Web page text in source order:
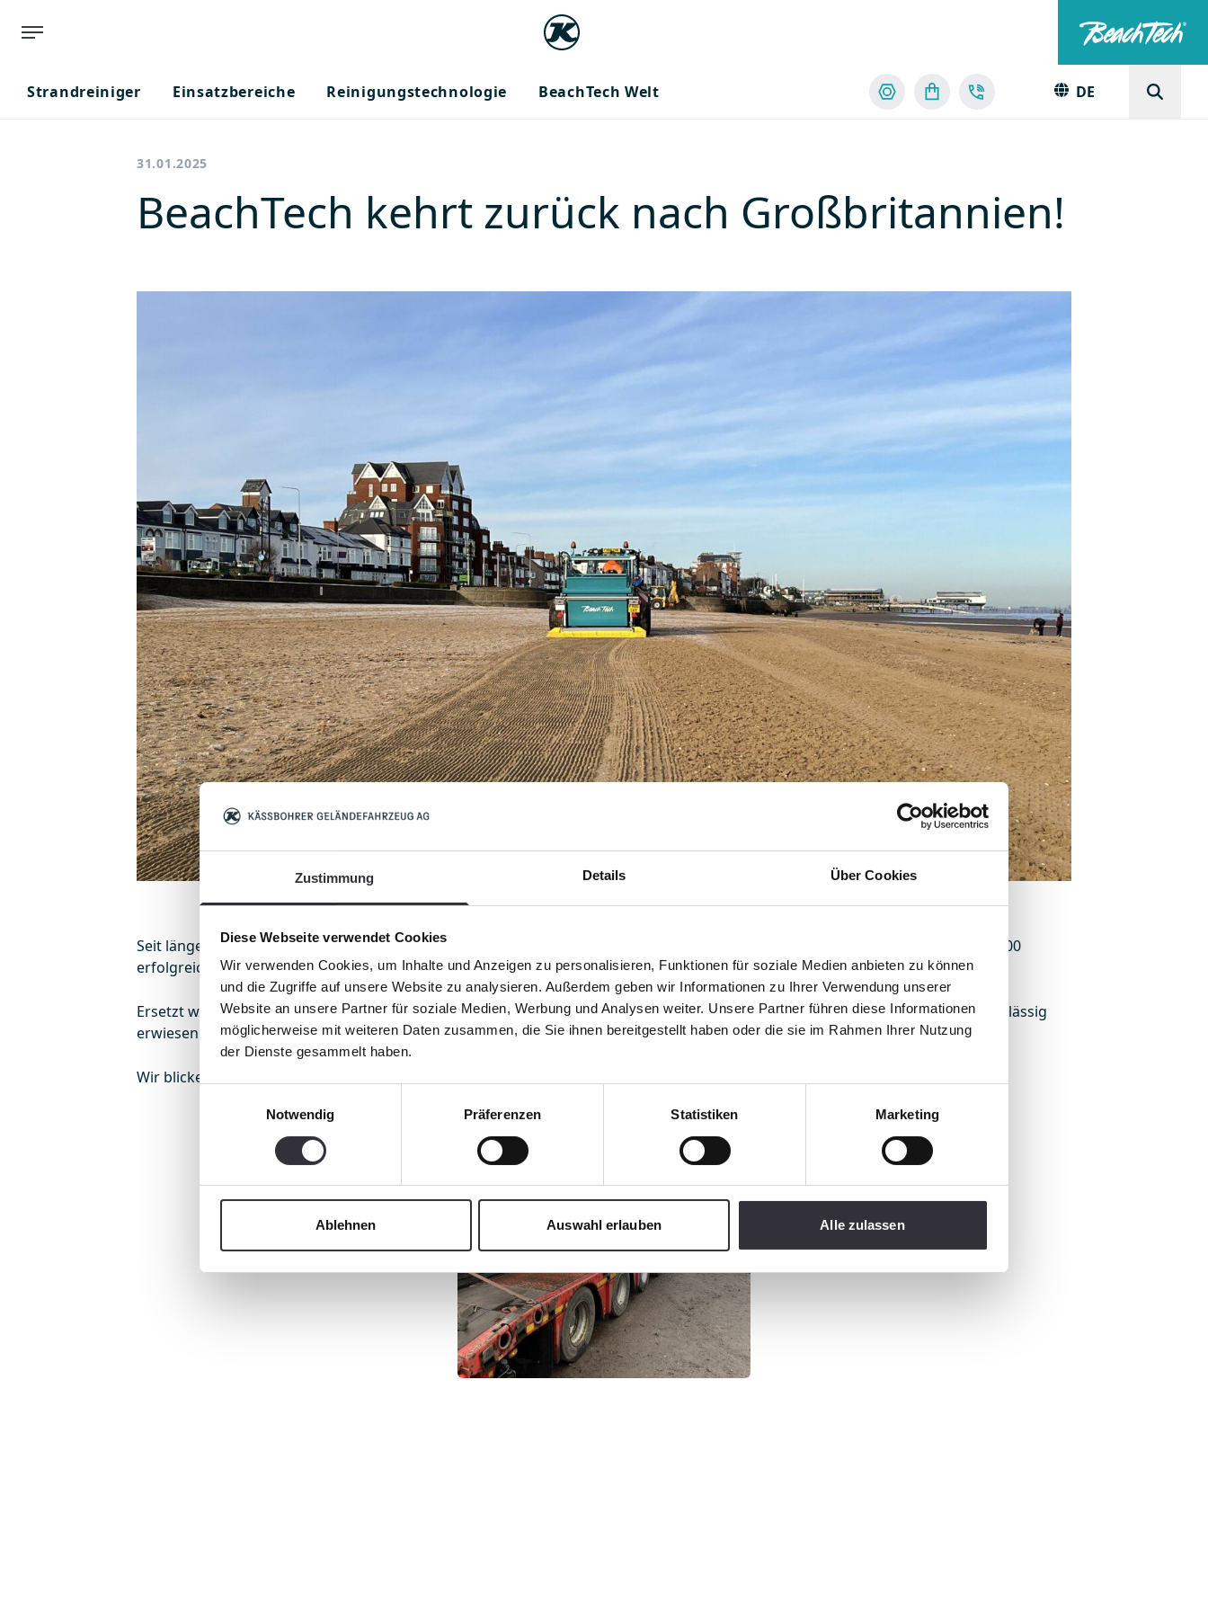
Zustimmung Details Über Cookies
Diese Webseite verwendet Cookies
Wir verwenden Cookies, um Inhalte und Anzeigen zu personalisieren, Funktionen für soziale Medien anbieten zu können
und die Zugriffe auf unsere Website zu analysieren. Außerdem geben wir Informationen zu Ihrer Verwendung unserer
Website an unsere Partner für soziale Medien, Werbung und Analysen weiter. Unsere Partner führen diese Informationen
möglicherweise mit weiteren Daten zusammen, die Sie ihnen bereitgestellt haben oder die sie im Rahmen Ihrer Nutzung
der Dienste gesammelt haben.
Notwendig
Präferenzen Statistiken Marketing
Ablehnen Auswahl erlauben Alle zulassen
Strandreiniger Einsatzbereiche Reinigungstechnologie BeachTech Welt DE
31.01.2025
BeachTech kehrt zurück nach Großbritannien!
Seit längerer Zeit haben wir wieder ein BeachTech Fahrzeug in Großbritannien verkauft! Anfang Januar wurde der BeachTech 2000
erfolgreich in Betrieb genommen. Das Fahrzeug zeigt bereits, was es draufhat.
Ersetzt wurde ein Mitbewerber-Modell mit Rechen-Technik und der BeachTech 2000 hat sich schnell als leistungsstark und zuverlässig
erwiesen – auch unter den feuchten, anspruchsvollen Bedingungen an den britischen Küsten.
Wir blicken mit Zuversicht auf viele weitere erfolgreiche Einsätze!